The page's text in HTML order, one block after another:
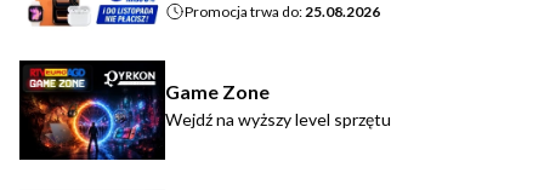
Promocja trwa do: 25.08.2026
Game Zone
Wejdź na wyższy level sprzętu